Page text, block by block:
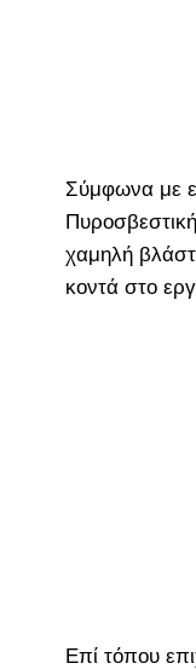
Σύμφωνα με
χαμηλή
κοντά στο
Επί τόπου